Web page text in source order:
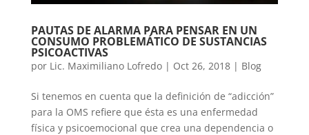
PAUTAS DE ALARMA PARA PENSAR EN UN
CONSUMO PROBLEMÁTICO DE SUSTANCIAS
PSICOACTIVAS
por Lic. Maximiliano Lofredo| Oct 26, 2018| Blog
Si tenemos en cuenta que la definición de “adicción”
para la OMS refiere que ésta es una enfermedad
física y psicoemocional que crea una dependencia o